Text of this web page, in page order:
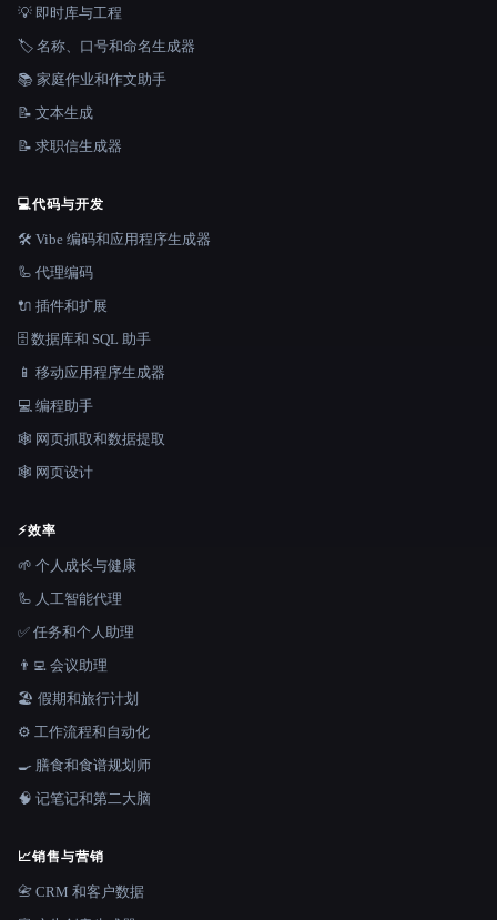
💡 即时库与工程
🏷️ 名称、口号和命名生成器
📚 家庭作业和作文助手
📝 文本生成
📝 求职信生成器
💻代码与开发
🛠️ Vibe 编码和应用程序生成器
🦾 代理编码
🔌 插件和扩展
🗄️ 数据库和 SQL 助手
📱 移动应用程序生成器
💻 编程助手
🕸️ 网页抓取和数据提取
🕸 网页设计
⚡效率
🌱 个人成长与健康
🦾 人工智能代理
✅ 任务和个人助理
👨‍💻 会议助理
🏖 假期和旅行计划
⚙️ 工作流程和自动化
🍳 膳食和食谱规划师
🧠 记笔记和第二大脑
📈销售与营销
📇 CRM 和客户数据